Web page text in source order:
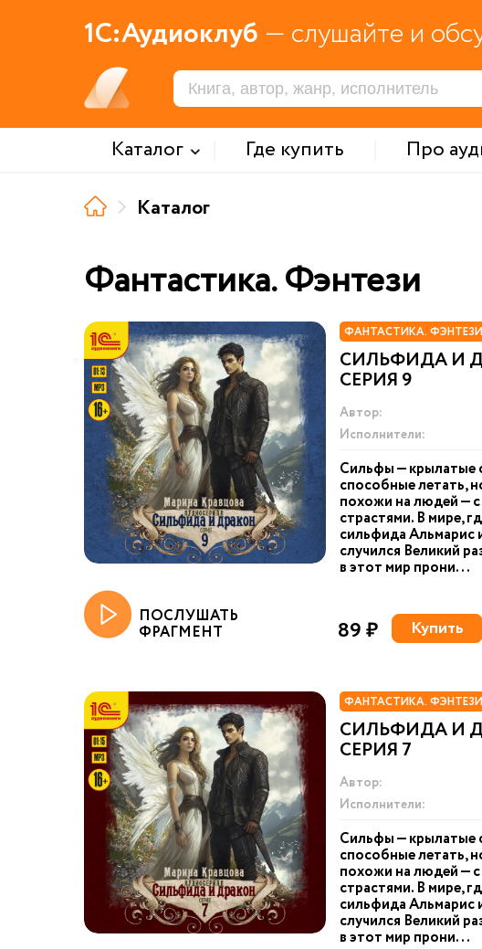
1С:Аудиоклуб — слушайте и
Каталог Где купить Про
Каталог
Фантастика. Фэнтези
ФАНТАСТИКА. ФЭНТЕЗИ
СИЛЬФИДА И
СЕРИЯ 9
Автор:
Исполнители:
Сильфы — крылатые
способные летать,
похожи на людей —
страстями. В мире,
сильфида Альмарис
случился Великий
в этот мир прони...
ПОСЛУШАТЬ
ФРАГМЕНТ 89 ₽ Купить
ФАНТАСТИКА. ФЭНТЕЗИ
СИЛЬФИДА И
СЕРИЯ 7
Автор:
Исполнители:
Сильфы — крылатые
способные летать,
похожи на людей —
страстями. В мире,
сильфида Альмарис
случился Великий
в этот мир прони...